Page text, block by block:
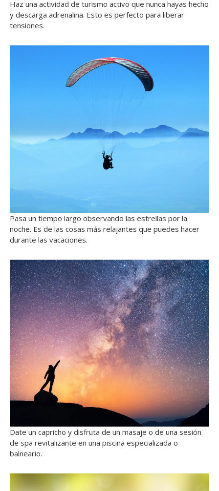
Haz una actividad de turismo activo que nunca hayas hecho
y descarga adrenalina. Esto es perfecto para liberar
tensiones.
Pasa un tiempo largo observando las estrellas por la
noche. Es de las cosas más relajantes que puedes hacer
durante las vacaciones.
Date un capricho y disfruta de un masaje o de una sesión
de spa revitalizante en una piscina especializada o
balneario.